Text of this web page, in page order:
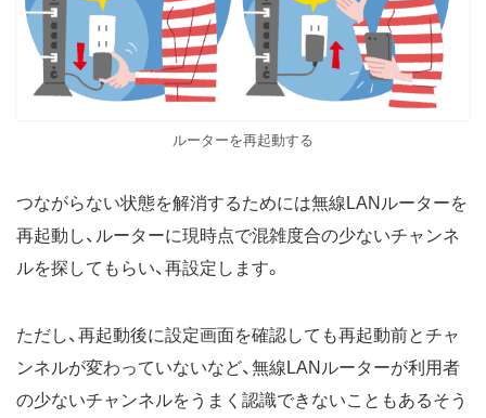
ルーターを再起動する
つながらない状態を解消するためには無線LANルーターを
再起動し、ルーターに現時点で混雑度合の少ないチャンネ
ルを探してもらい、再設定します。
ただし、再起動後に設定画面を確認しても再起動前とチャ
ンネルが変わっていないなど、無線LANルーターが利用者
の少ないチャンネルをうまく認識できないこともあるそう